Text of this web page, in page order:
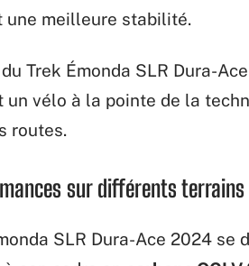
une meilleure stabilité.
Trek Émonda SLR Dura-
un vélo à la pointe de la
routes.
sur différents terrains
SLR Dura-Ace 2024 se